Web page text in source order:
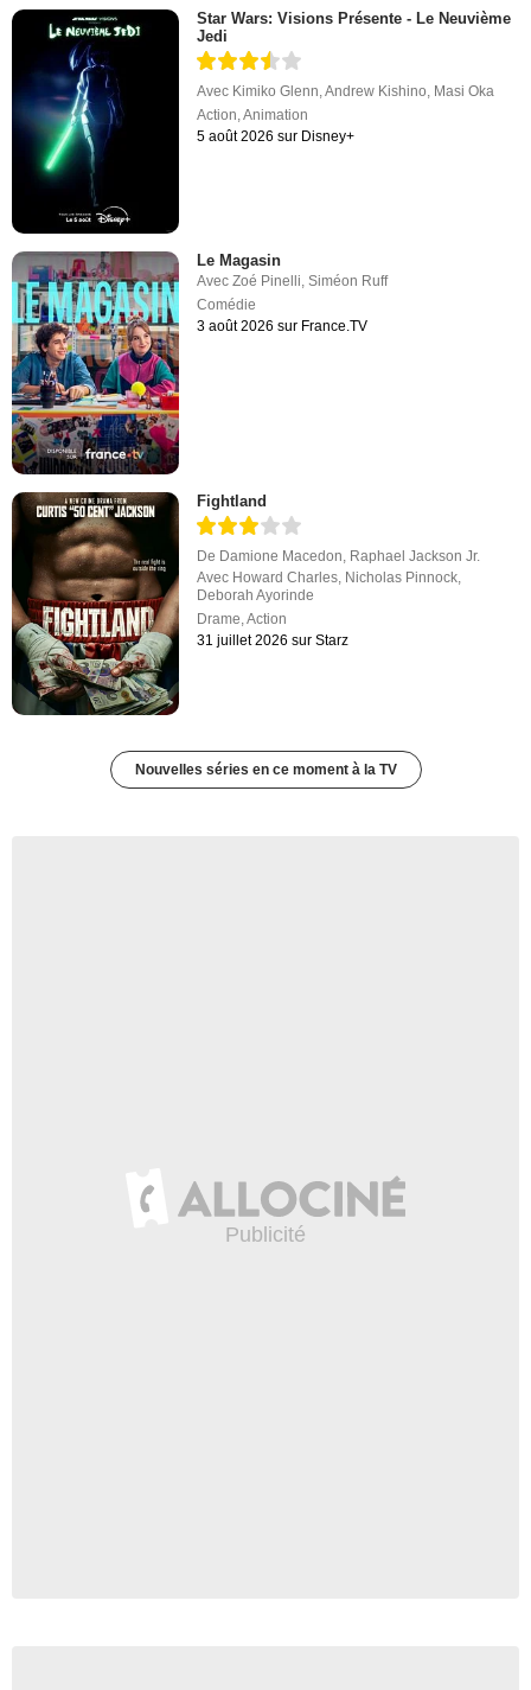
Star Wars: Visions Présente - Le Neuvième
Jedi
Avec Kimiko Glenn,Andrew Kishino, Masi Oka
Action,Animation
5 août 2026 sur Disney+
Le Magasin
AvecZoé Pinelli ,Siméon Ruff
Comédie
3 août 2026 sur France.TV
Fightland
De Damione Macedon, Raphael Jackson Jr.
Avec Howard Charles, Nicholas Pinnock,
Deborah Ayorinde
Drame,Action
31 juillet 2026 sur Starz
Nouvelles séries en ce moment à la TV